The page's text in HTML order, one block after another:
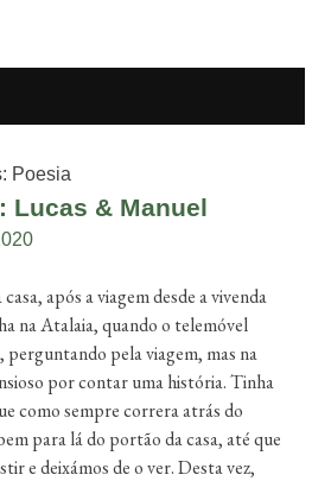
Manuel
Poesia
Lucas & Manuel
após a viagem desde a vivenda
na Atalaia, quando o telemóvel
pela viagem, mas na
por contar uma história. Tinha
como sempre correra atrás do
para lá do portão da casa, até que
e deixámos de o ver. Desta vez,